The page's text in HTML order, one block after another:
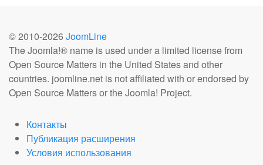
© 2010-2026 JoomLine
The Joomla!® name is used under a limited license from
Open Source Matters in the United States and other
countries. joomline.net is not affiliated with or endorsed by
Open Source Matters or the Joomla! Project.
Контакты
Публикация расширения
Условия использования